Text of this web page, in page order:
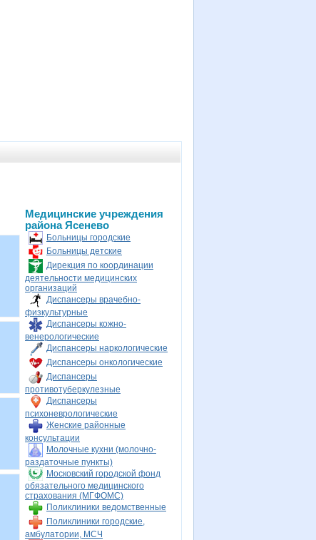
Медицинские учреждения
района Ясенево
Больницы городские
Больницы детские
Дирекция по координации
деятельности медицинских
организаций
Диспансеры врачебно-
физкультурные
Диспансеры кожно-
венерологические
Диспансеры наркологические
Диспансеры онкологические
Диспансеры
противотуберкулезные
Диспансеры
психоневрологические
Женские районные
консультации
Молочные кухни (молочно-
раздаточные пункты)
Московский городской фонд
обязательного медицинского
страхования (МГФОМС)
Поликлиники ведомственные
Поликлиники городские,
амбулатории, МСЧ